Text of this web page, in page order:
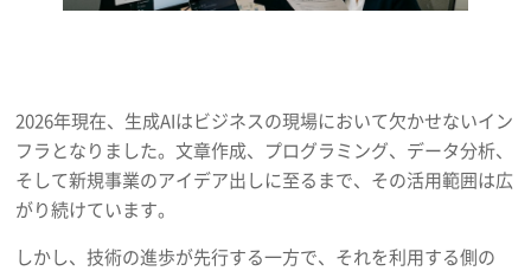
2026年現在、生成AIはビジネスの現場において欠かせないイン
フラとなりました。文章作成、プログラミング、データ分析、
そして新規事業のアイデア出しに至るまで、その活用範囲は広
がり続けています。
しかし、技術の進歩が先行する一方で、それを利用する側の